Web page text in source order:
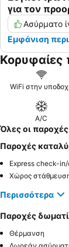
για τον
Ασύρματο
Εμφάνιση
Κορυφαίες
WiFi στην
A/C
Όλες οι παροχές
Παροχές
Express check-
Χώρος
Περισσότερα
Παροχές
Θέρμανση